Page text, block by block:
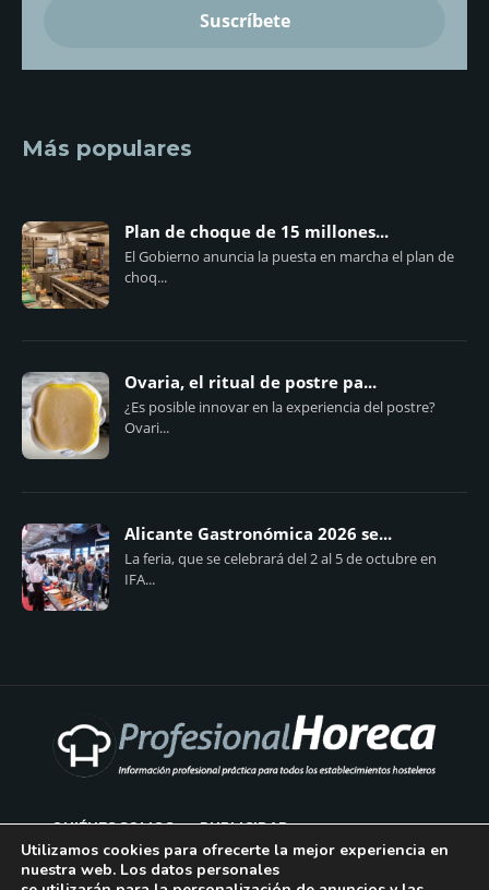
Más populares
Plan de choque de 15 millones...
El Gobierno anuncia la puesta en marcha el plan de
choq...
Ovaria, el ritual de postre pa...
¿Es posible innovar en la experiencia del postre?
Ovari...
Alicante Gastronómica 2026 se...
La feria, que se celebrará del 2 al 5 de octubre en
IFA...
QUIÉNES SOMOS PUBLICIDAD
AVISO LEGAL
Utilizamos cookies para ofrecerte la mejor experiencia en
nuestra web. Los datos personales